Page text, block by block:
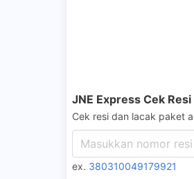
JNE Express Cek
Cek resi dan lacak paket
ex. 380310049179921